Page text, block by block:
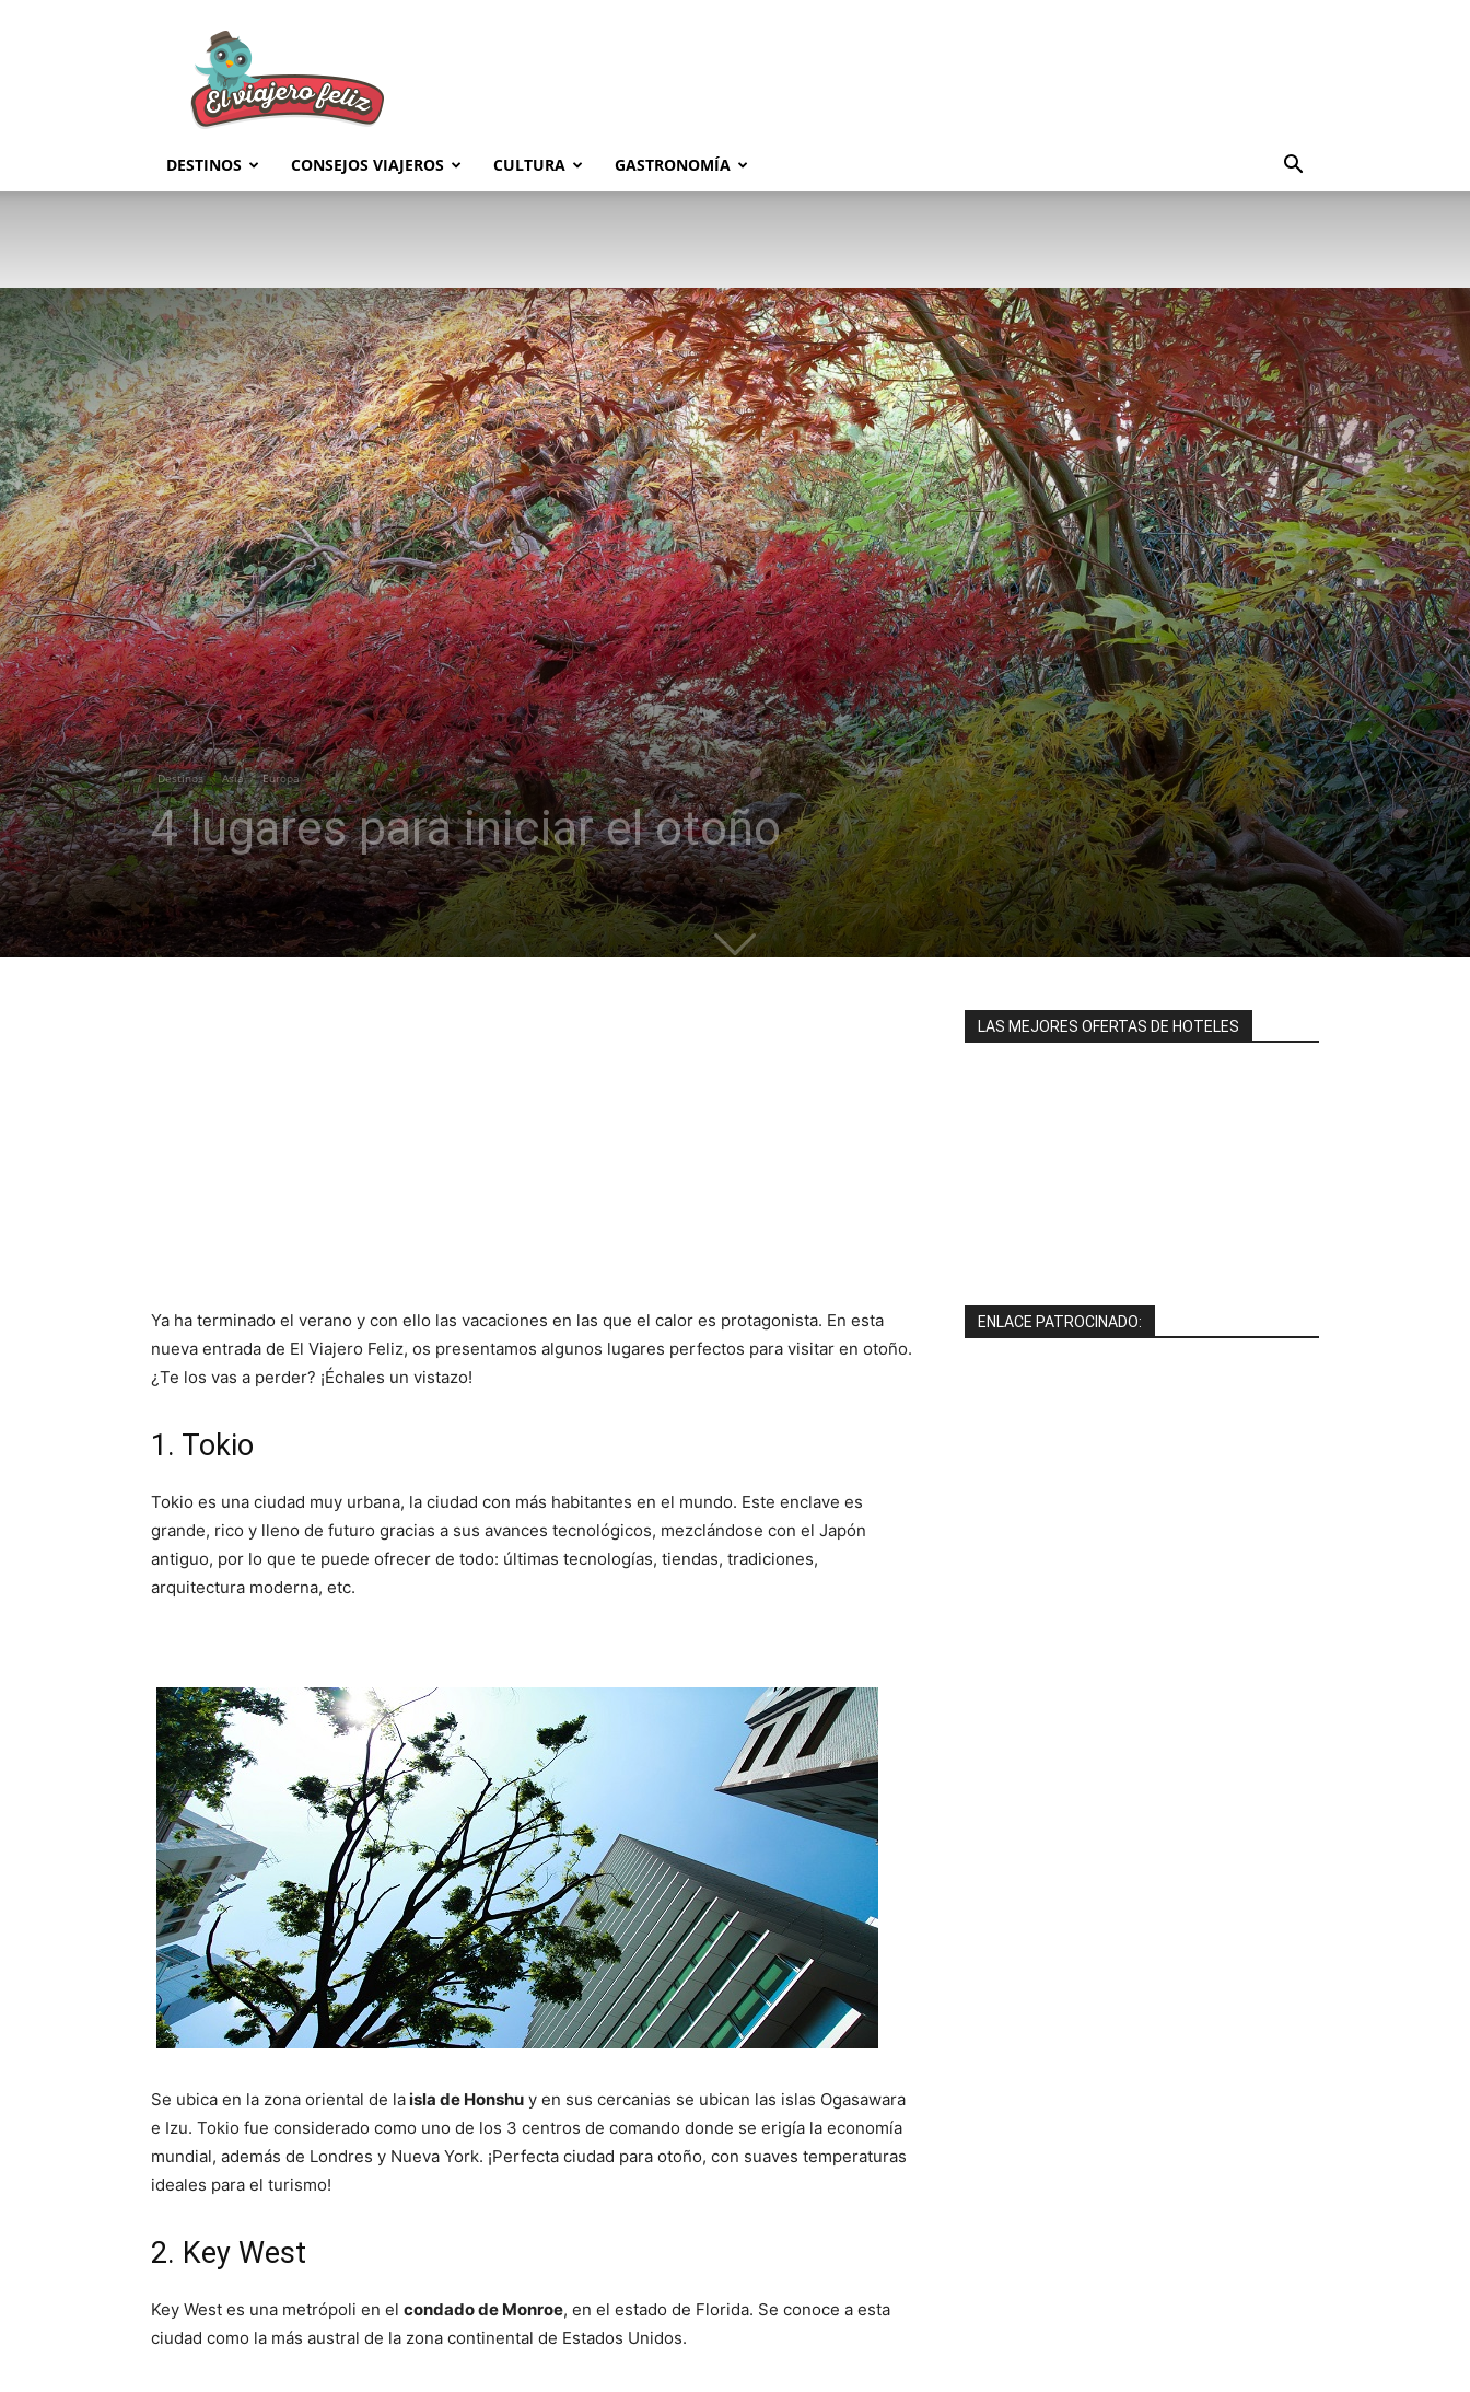
Feliz
DESTINOS CONSEJOS VIAJEROS CULTURA GASTRONOMÍA
Destinos Asia Europa
4 lugares para iniciar el otoño
Ya ha terminado el verano y con ello las vacaciones en las que el calor es protagonista. En esta
nueva entrada de El Viajero Feliz, os presentamos algunos lugares perfectos para visitar en otoño.
¿Te los vas a perder? ¡Échales un vistazo!
1. Tokio
Tokio es una ciudad muy urbana, la ciudad con más habitantes en el mundo. Este enclave es
grande, rico y lleno de futuro gracias a sus avances tecnológicos, mezclándose con el Japón
antiguo, por lo que te puede ofrecer de todo: últimas tecnologías, tiendas, tradiciones,
arquitectura moderna, etc.
Se ubica en la zona oriental de laisla de Honshu y en sus cercanias se ubican las islas Ogasawara
e Izu. Tokio fue considerado como uno de los 3 centros de comando donde se erigía la economía
mundial, además de Londres y Nueva York. ¡Perfecta ciudad para otoño, con suaves temperaturas
ideales para el turismo!
2. Key West
Key West es una metrópoli en el condado de Monroe, en el estado de Florida. Se conoce a esta
ciudad como la más austral de la zona continental de Estados Unidos.
LAS MEJORES OFERTAS DE HOTELES
ENLACE PATROCINADO: